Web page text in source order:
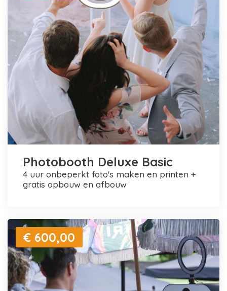
Photobooth Deluxe Basic
4 uur onbeperkt foto's maken en printen +
gratis opbouw en afbouw
€ 600,00